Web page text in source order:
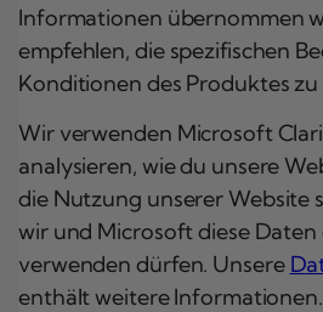
Informationen übernommen
empfehlen, die spezifischen
Konditionen des Produktes
Wir verwenden Microsoft
analysieren, wie du unsere
die Nutzung unserer Website
wir und Microsoft diese Daten
verwenden dürfen. Unsere
enthält weitere Informationen.